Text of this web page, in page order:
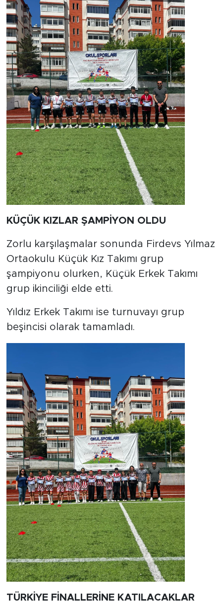
KÜÇÜK KIZLAR ŞAMPİYON OLDU
Zorlu karşılaşmalar sonunda Firdevs Yılmaz
Ortaokulu Küçük Kız Takımı grup
şampiyonu olurken, Küçük Erkek Takımı
grup ikinciliği elde etti.
Yıldız Erkek Takımı ise turnuvayı grup
beşincisi olarak tamamladı.
TÜRKİYE FİNALLERİNE KATILACAKLAR